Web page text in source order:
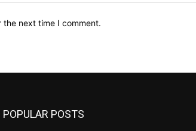
the next time I comment.
POPULAR POSTS